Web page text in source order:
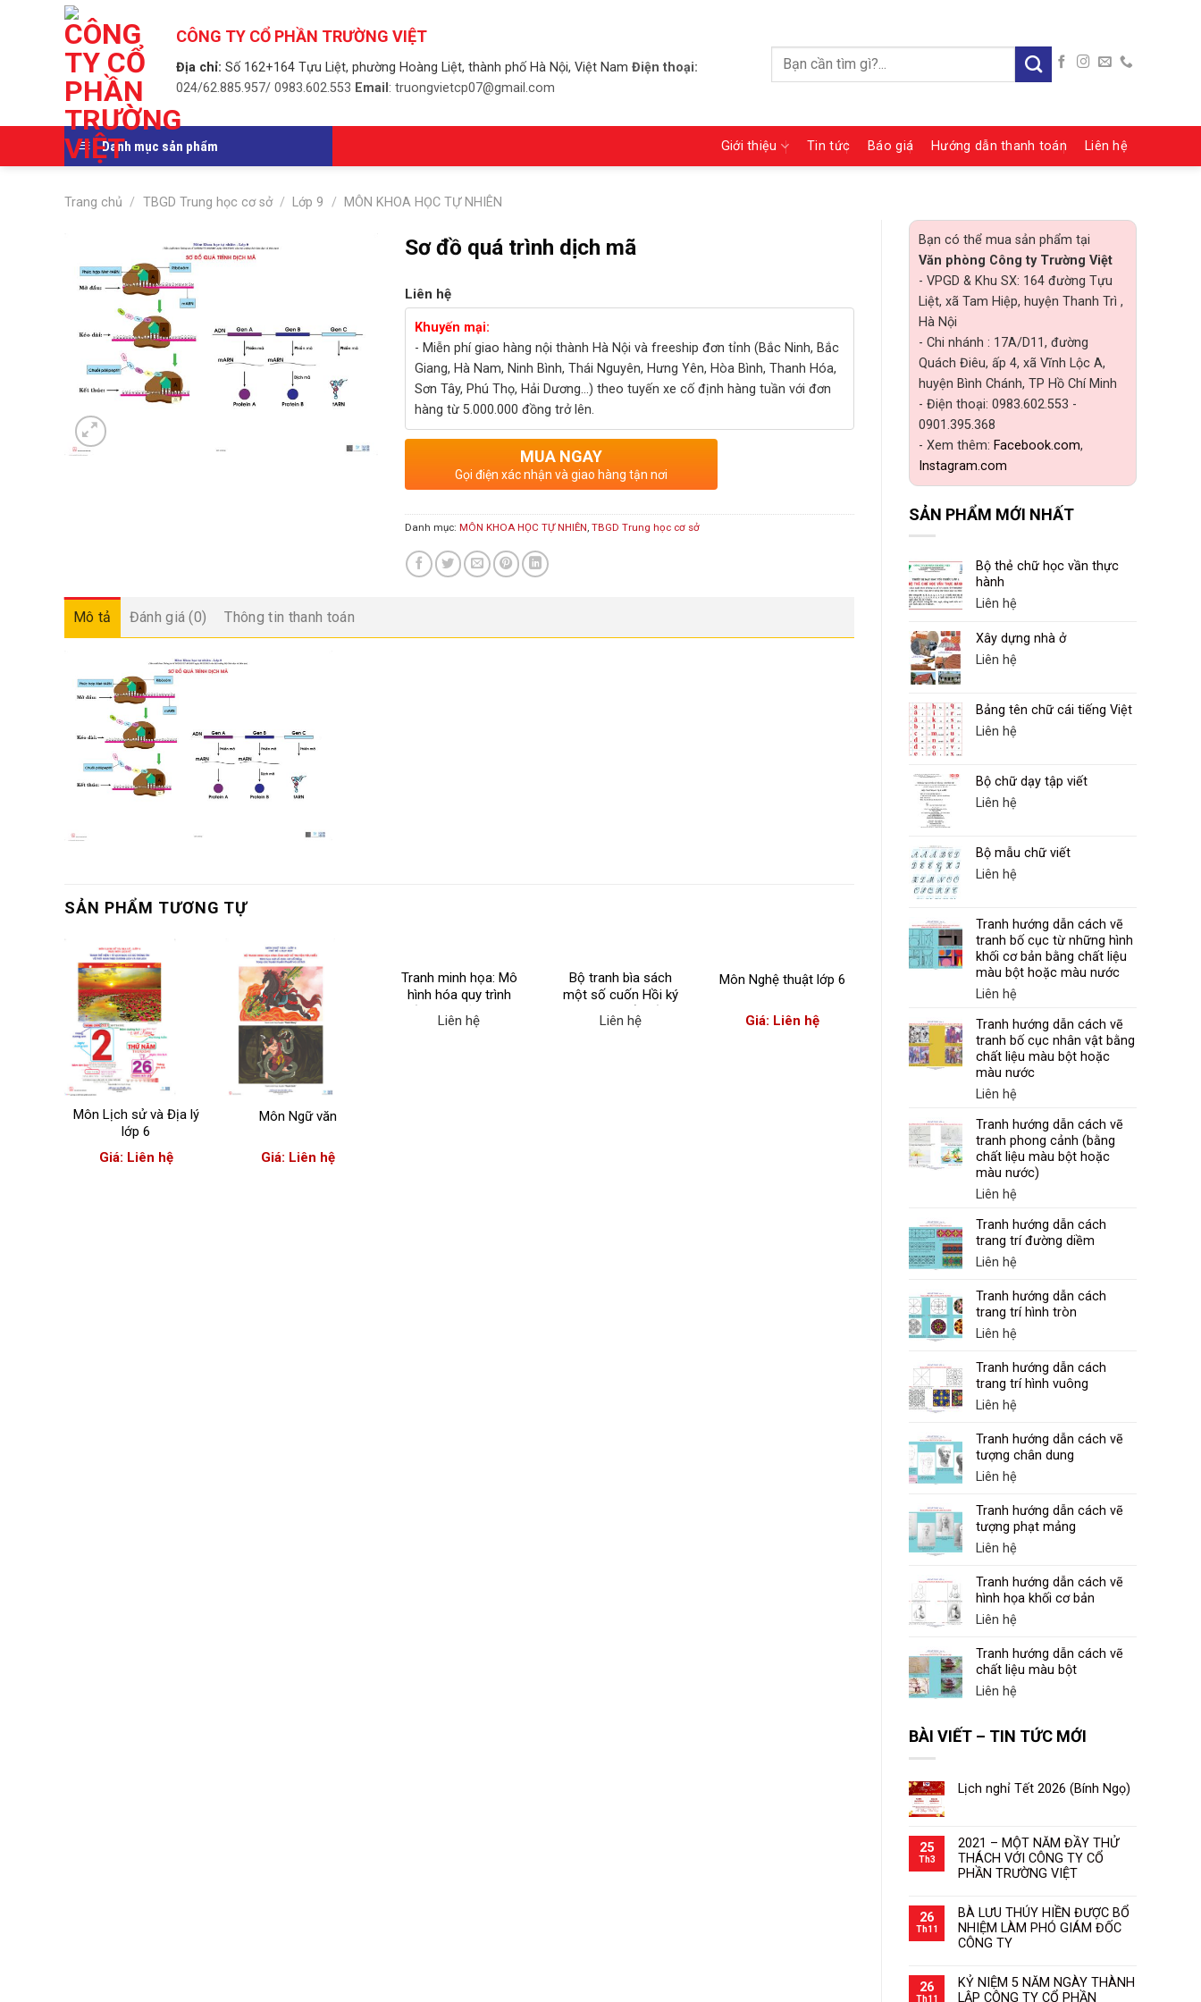
CÔNG TY CỔ PHẦN TRƯỜNG VIỆT
Địa chỉ: Số 162+164 Tựu Liệt, phường Hoàng Liệt, thành phố Hà Nội, Việt Nam Điện thoại:
024/62.885.957/ 0983.602.553 Email : truongvietcp07@gmail.com
Tìm
kiếm:
Danh mục sản phẩm Giới thiệu Tin tức Báo giá Hướng dẫn thanh toán Liên hệ
Trang chủ / TBGD Trung học cơ sở / Lớp 9 / MÔN KHOA HỌC TỰ NHIÊN
Bạn có thể mua sản phẩm tại
Văn phòng Công ty Trường Việt
- VPGD & Khu SX: 164 đường Tựu
Liệt, xã Tam Hiệp, huyện Thanh Trì ,
Hà Nội
- Chi nhánh : 17A/D11, đường
Quách Điêu, ấp 4, xã Vĩnh Lộc A,
huyện Bình Chánh, TP Hồ Chí Minh
- Điện thoại: 0983.602.553 -
0901.395.368
- Xem thêm: Facebook.com,
Instagram.com
SẢN PHẨM MỚI NHẤT
Bộ thẻ chữ học vần thực
hành
Liên hệ
Xây dựng nhà ở
Liên hệ
Bảng tên chữ cái tiếng Việt
Liên hệ
Bộ chữ dạy tập viết
Liên hệ
Bộ mẫu chữ viết
Liên hệ
Tranh hướng dẫn cách vẽ
tranh bố cục từ những hình
khối cơ bản bằng chất liệu
màu bột hoặc màu nước
Liên hệ
Tranh hướng dẫn cách vẽ
tranh bố cục nhân vật bằng
chất liệu màu bột hoặc
màu nước
Liên hệ
Tranh hướng dẫn cách vẽ
tranh phong cảnh (bằng
chất liệu màu bột hoặc
màu nước)
Liên hệ
Tranh hướng dẫn cách
trang trí đường diềm
Liên hệ
Tranh hướng dẫn cách
trang trí hình tròn
Liên hệ
Tranh hướng dẫn cách
trang trí hình vuông
Liên hệ
Tranh hướng dẫn cách vẽ
tượng chân dung
Liên hệ
Tranh hướng dẫn cách vẽ
tượng phạt mảng
Liên hệ
Tranh hướng dẫn cách vẽ
hình họa khối cơ bản
Liên hệ
Tranh hướng dẫn cách vẽ
chất liệu màu bột
Liên hệ
BÀI VIẾT – TIN TỨC MỚI
Lịch nghỉ Tết 2026 (Bính Ngọ)
25
Th3
2021 – MỘT NĂM ĐẦY THỬ
THÁCH VỚI CÔNG TY CỔ
PHẦN TRƯỜNG VIỆT
26
Th11
BÀ LƯU THÚY HIỀN ĐƯỢC BỔ
NHIỆM LÀM PHÓ GIÁM ĐỐC
CÔNG TY
26
Th11
KỶ NIỆM 5 NĂM NGÀY THÀNH
LẬP CÔNG TY CỔ PHẦN
Sơ đồ quá trình dịch mã
Liên hệ
Khuyến mại:
- Miễn phí giao hàng nội thành Hà Nội và freeship đơn tỉnh (Bắc Ninh, Bắc
Giang, Hà Nam, Ninh Bình, Thái Nguyên, Hưng Yên, Hòa Bình, Thanh Hóa,
Sơn Tây, Phú Thọ, Hải Dương...) theo tuyến xe cố định hàng tuần với đơn
hàng từ 5.000.000 đồng trở lên.
MUA NGAY
Gọi điện xác nhận và giao hàng tận nơi
Danh mục: MÔN KHOA HỌC TỰ NHIÊN, TBGD Trung học cơ sở
Mô tả Đánh giá (0) Thông tin thanh toán
SẢN PHẨM TƯƠNG TỰ
Môn Lịch sử và Địa lý
lớp 6
Giá: Liên hệ
Môn Ngữ văn
Giá: Liên hệ
Tranh minh họa: Mô
hình hóa quy trình
viết 1 văn bản và Sơ
đồ tóm tắt nội dung
Liên hệ
Bộ tranh bìa sách
một số cuốn Hồi ký
và Du ký nổi tiếng
Liên hệ
Môn Nghệ thuật lớp 6
Giá: Liên hệ
MÔN NGHỆ THUẬT
(Mỹ thuật) Lớp 8
Liên hệ